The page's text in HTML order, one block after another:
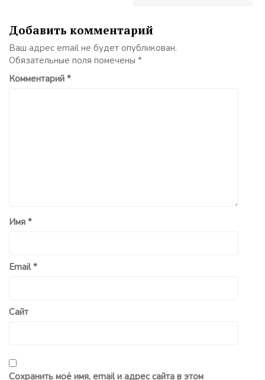
Добавить комментарий
Ваш адрес email не будет опубликован.
Обязательные поля помечены *
Комментарий *
Имя *
Email*
Сайт
Сохранить моё имя, email и адрес сайта в этом